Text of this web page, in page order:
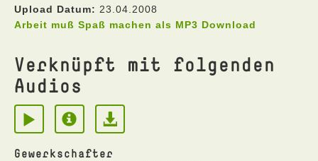
Upload Datum: 23.04.2008
Arbeit muß Spaß machen als MP3 Download
Verknüpft mit folgenden
Audios
Gewerkschafter